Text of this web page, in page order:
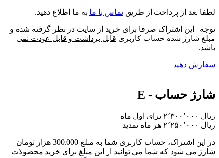
لطفا بعد از پرداخت از طریق تماس با ما به ما اطلاع دهید.
توجه : این اشتراک صرفا برای خرید از سایت در نظر گرفته شده و
مبلغ شارژ شده حساب کاربری قابل برداشت و قابل عودت نمی
باشد.
سفارش دهید
شارژ حساب - E
برای اول ماه
تمدید
در این اشتراک،
حساب کاربری شما به مبلغ 300.000 هزار تومان
شارژ می شود که شما می توانید از این مبلغ برای خرید محصولات